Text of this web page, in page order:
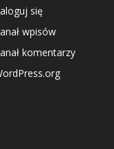
się
wpisów
komentarzy